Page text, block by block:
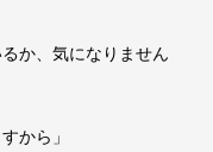
か、気になりません
から」